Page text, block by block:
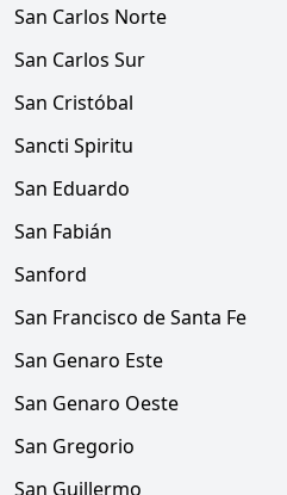
San Carlos Norte
San Carlos Sur
San Cristóbal
Sancti Spiritu
San Eduardo
San Fabián
Sanford
San Francisco de Santa Fe
San Genaro Este
San Genaro Oeste
San Gregorio
San Guillermo